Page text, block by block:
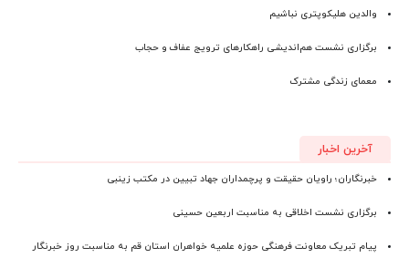
والدین هلیکوپتری نباشیم
برگزاری نشست هم‌اندیشی راهکارهای ترویج عفاف و حجاب
معمای زندگی مشترک
آخرین اخبار
خبرنگاران؛ راویان حقیقت و پرچمداران جهاد تبیین در مکتب زینبی
برگزاری نشست اخلاقی به مناسبت اربعین حسینی
پیام تبریک معاونت فرهنگی حوزه علمیه خواهران استان قم به مناسبت روز خبرنگار